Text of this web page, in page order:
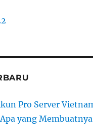
Pro Server
yang